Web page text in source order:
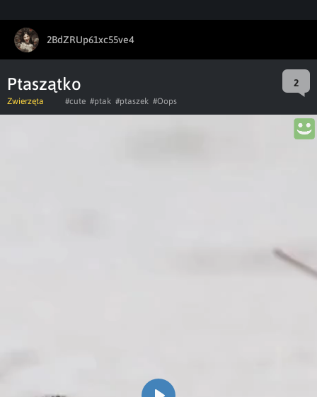
2BdZRUp61xc55ve4
Ptaszątko 2
Zwierzęta #cute #ptak #ptaszek #Oops